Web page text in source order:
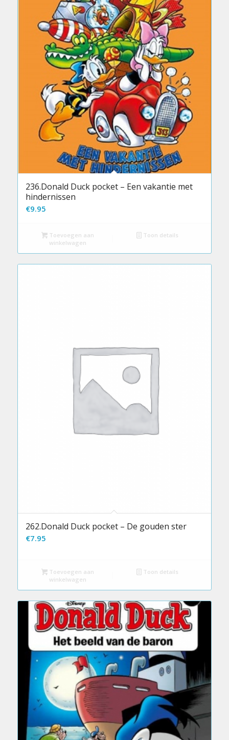
236.Donald Duck pocket – Een vakantie met
hindernissen
€9.95
Toevoegen aan
winkelwagen
Toon details
262.Donald Duck pocket – De gouden ster
€7.95
Toevoegen aan
winkelwagen
Toon details